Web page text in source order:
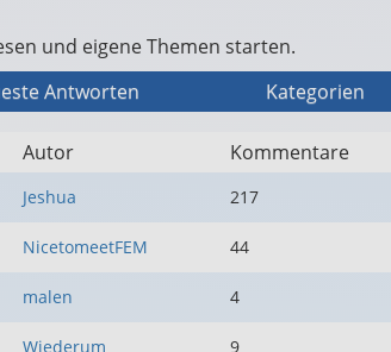
und eigene Themen starten.
Antworten Kategorien
Autor Kommentare
Jeshua 217
NicetomeetFEM 44
malen 4
Wiederum 9